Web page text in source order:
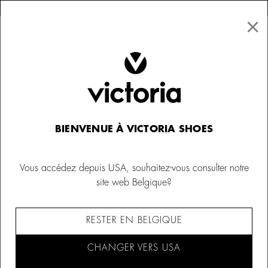
×
BIENVENUE À VICTORIA SHOES
Vous accédez depuis USA, souhaitez-vous consulter notre
site web Belgique?
RESTER EN BELGIQUE
CHANGER VERS USA